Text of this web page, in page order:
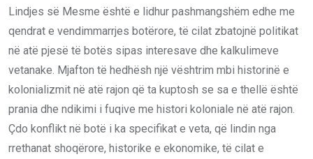
Lindjes së Mesme është e lidhur pashmangshëm edhe me
qendrat e vendimmarrjes botërore, të cilat zbatojnë politikat
në atë pjesë të botës sipas interesave dhe kalkulimeve
vetanake. Mjafton të hedhësh një vështrim mbi historinë e
kolonializmit në atë rajon që ta kuptosh se sa e thellë është
prania dhe ndikimi i fuqive me histori koloniale në atë rajon.
Çdo konflikt në botë i ka specifikat e veta, që lindin nga
rrethanat shoqërore, historike e ekonomike, të cilat e